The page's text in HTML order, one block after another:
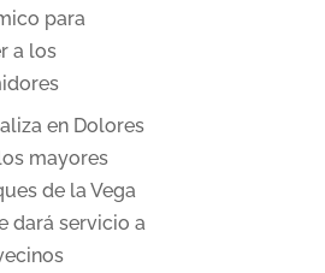
para
a los
en Dolores
mayores
de la Vega
dará servicio a